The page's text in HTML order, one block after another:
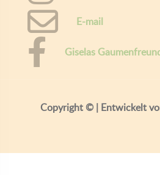
E-mail
Giselas
Copyright © | Entwickelt